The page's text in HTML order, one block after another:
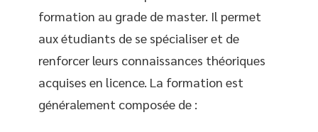
formation au grade de master. Il permet
aux étudiants de se spécialiser et de
renforcer leurs connaissances théoriques
acquises en licence. La formation est
généralement composée de :